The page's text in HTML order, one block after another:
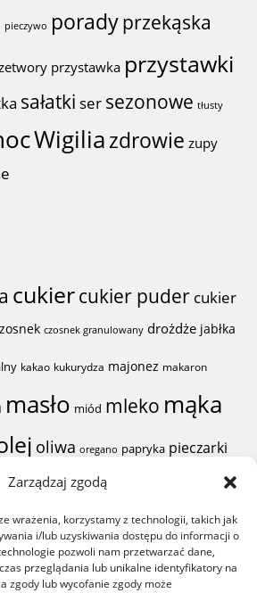
Zarządzaj zgodą
wrażenia, korzystamy z technologii, takich jak
i/lub uzyskiwania dostępu do informacji o
pozwoli nam przetwarzać dane,
przeglądania lub unikalne identyfikatory na
zgody lub wycofanie zgody może
pieczywo poradyprzekąska
przystawka przystawki
sałatki ser sezonowe tłusty
Wigiliazdrowie zupy
cukiercukier puder cukier
czosnek granulowany drożdże jabłka
kakao kukurydza majonez makaron
masło miód mleko mąka
oliwa oregano papryka pieczarki
pomidor
ser żółty sok z cytryny szynka sól
ząbki czosnkuśmietana żółtka